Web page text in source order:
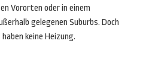
Vororten oder in einem
gelegenen Suburbs. Doch
keine Heizung.